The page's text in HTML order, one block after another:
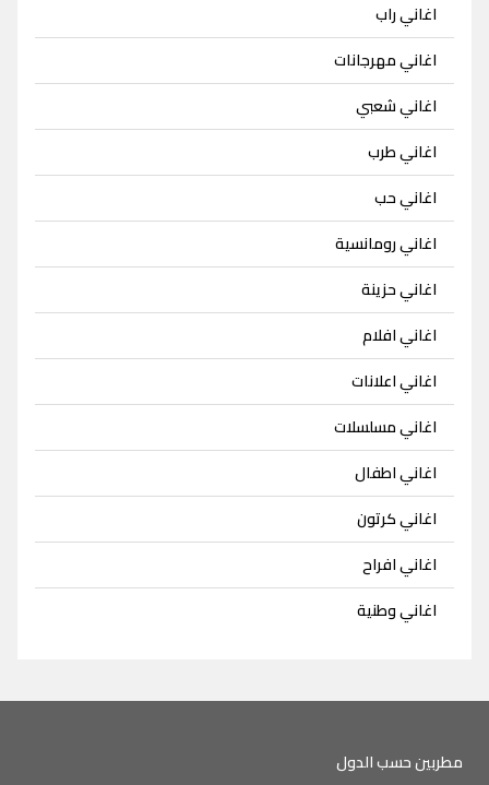
اغاني راب
اغاني مهرجانات
اغاني شعبي
اغاني طرب
اغاني حب
اغاني رومانسية
اغاني حزينة
اغاني افلام
اغاني اعلانات
اغاني مسلسلات
اغاني اطفال
اغاني كرتون
اغاني افراح
اغاني وطنية
مطربين حسب الدول